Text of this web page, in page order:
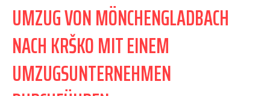
UMZUG VON MÖNCHENGLADBACH
NACH KRŠKO MIT EINEM
UMZUGSUNTERNEHMEN